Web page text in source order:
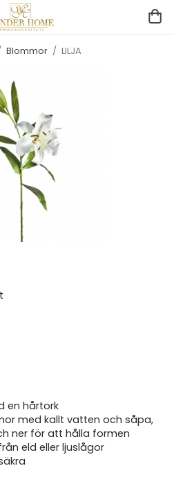
Blommor / LILJA
en hårtork
med kallt vatten och såpa,
ner för att hålla formen
eld eller ljuslågor